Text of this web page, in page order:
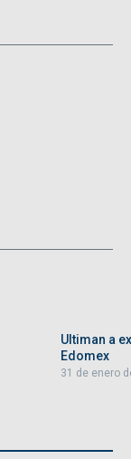
Ultiman a
Edomex
31 de enero